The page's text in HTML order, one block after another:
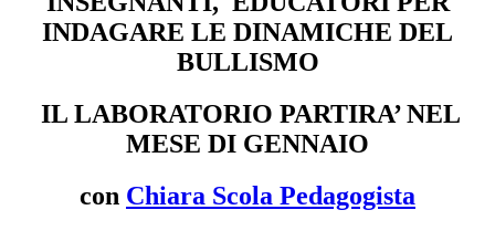
INDAGARE LE DINAMICHE DEL
BULLISMO
IL LABORATORIO PARTIRA’ NEL
MESE DI GENNAIO
con Chiara Scola Pedagogista